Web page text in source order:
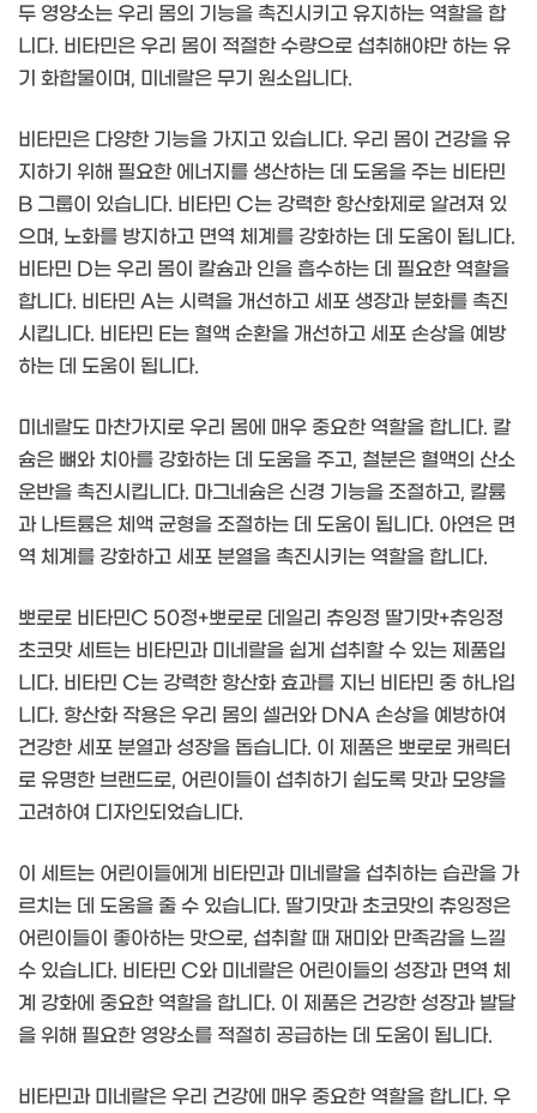
두 영양소는 우리 몸의 기능을 촉진시키고 유지하는 역할을 합
니다. 비타민은 우리 몸이 적절한 수량으로 섭취해야만 하는 유
기 화합물이며, 미네랄은 무기 원소입니다.
비타민은 다양한 기능을 가지고 있습니다. 우리 몸이 건강을 유
지하기 위해 필요한 에너지를 생산하는 데 도움을 주는 비타민
B 그룹이 있습니다. 비타민 C는 강력한 항산화제로 알려져 있
으며, 노화를 방지하고 면역 체계를 강화하는 데 도움이 됩니다.
비타민 D는 우리 몸이 칼슘과 인을 흡수하는 데 필요한 역할을
합니다. 비타민 A는 시력을 개선하고 세포 생장과 분화를 촉진
시킵니다. 비타민 E는 혈액 순환을 개선하고 세포 손상을 예방
하는 데 도움이 됩니다.
미네랄도 마찬가지로 우리 몸에 매우 중요한 역할을 합니다. 칼
슘은 뼈와 치아를 강화하는 데 도움을 주고, 철분은 혈액의 산소
운반을 촉진시킵니다. 마그네슘은 신경 기능을 조절하고, 칼륨
과 나트륨은 체액 균형을 조절하는 데 도움이 됩니다. 아연은 면
역 체계를 강화하고 세포 분열을 촉진시키는 역할을 합니다.
뽀로로 비타민C 50정+뽀로로 데일리 츄잉정 딸기맛+츄잉정
초코맛 세트는 비타민과 미네랄을 쉽게 섭취할 수 있는 제품입
니다. 비타민 C는 강력한 항산화 효과를 지닌 비타민 중 하나입
니다. 항산화 작용은 우리 몸의 셀러와 DNA 손상을 예방하여
건강한 세포 분열과 성장을 돕습니다. 이 제품은 뽀로로 캐릭터
로 유명한 브랜드로, 어린이들이 섭취하기 쉽도록 맛과 모양을
고려하여 디자인되었습니다.
이 세트는 어린이들에게 비타민과 미네랄을 섭취하는 습관을 가
르치는 데 도움을 줄 수 있습니다. 딸기맛과 초코맛의 츄잉정은
어린이들이 좋아하는 맛으로, 섭취할 때 재미와 만족감을 느낄
수 있습니다. 비타민 C와 미네랄은 어린이들의 성장과 면역 체
계 강화에 중요한 역할을 합니다. 이 제품은 건강한 성장과 발달
을 위해 필요한 영양소를 적절히 공급하는 데 도움이 됩니다.
비타민과 미네랄은 우리 건강에 매우 중요한 역할을 합니다. 우